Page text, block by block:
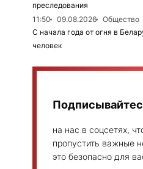
преследования
11:50
09.08.2026
Общество
С начала года от огня в
человек
на нас в соцсетях,
пропустить важные
это безопасно для